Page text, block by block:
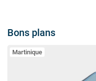
Bons plans
Martinique